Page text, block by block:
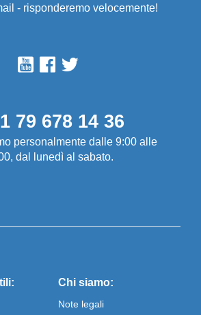
- risponderemo velocemente!
79 678 14 36
personalmente dalle 9:00 alle
dal lunedì al sabato.
Chi siamo:
Note legali